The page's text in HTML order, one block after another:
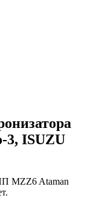
ISUZU
MZZ6 Ataman